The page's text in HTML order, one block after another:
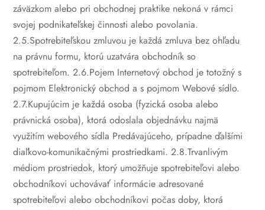
záväzkom alebo pri obchodnej praktike nekoná v rámci
svojej podnikateľskej činnosti alebo povolania.
2.5.Spotrebiteľskou zmluvou je každá zmluva bez ohľadu
na právnu formu, ktorú uzatvára obchodník so
spotrebiteľom. 2.6.Pojem Internetový obchod je totožný s
pojmom Elektronický obchod a s pojmom Webové sídlo.
2.7.Kupujúcim je každá osoba (fyzická osoba alebo
právnická osoba), ktorá odoslala objednávku najmä
využitím webového sídla Predávajúceho, prípadne ďalšími
diaľkovo-komunikačnými prostriedkami. 2.8.Trvanlivým
médiom prostriedok, ktorý umožňuje spotrebiteľovi alebo
obchodníkovi uchovávať informácie adresované
spotrebiteľovi alebo obchodníkovi počas doby, ktorá